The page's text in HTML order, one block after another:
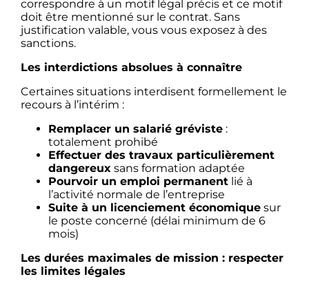
correspondre à un motif légal précis et ce motif
doit être mentionné sur le contrat. Sans
justification valable, vous vous exposez à des
sanctions.
Les interdictions absolues à connaître
Certaines situations interdisent formellement le
recours à l’intérim :
Remplacer un salarié gréviste:
totalement prohibé
Effectuer des travaux particulièrement
dangereuxsans formation adaptée
Pourvoir un emploi permanentlié à
l’activité normale de l’entreprise
Suite à un licenciement économiquesur
le poste concerné (délai minimum de 6
mois)
Les durées maximales de mission : respecter
les limites légales